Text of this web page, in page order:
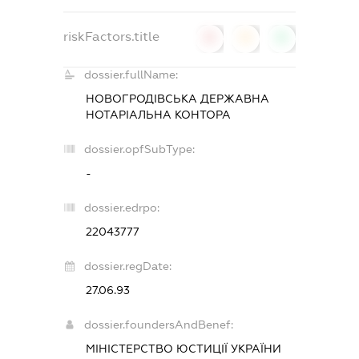
riskFactors.title
dossier.fullName:
НОВОГРОДІВСЬКА ДЕРЖАВНА
НОТАРІАЛЬНА КОНТОРА
dossier.opfSubType:
-
dossier.edrpo:
22043777
dossier.regDate:
27.06.93
dossier.foundersAndBenef:
МІНІСТЕРСТВО ЮСТИЦІЇ УКРАЇНИ